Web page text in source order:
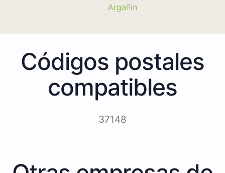
Argañin
Códigos postales
compatibles
37148